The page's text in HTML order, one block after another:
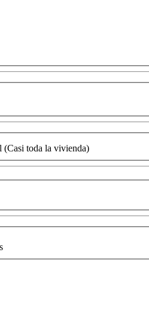
(Casi toda la vivienda)